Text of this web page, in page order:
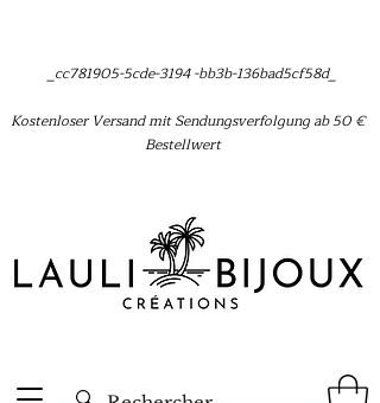
_cc781905-5cde-3194 -bb3b-136bad5cf58d_
Kostenloser Versand mit Sendungsverfolgung ab 50 €
Bestellwert